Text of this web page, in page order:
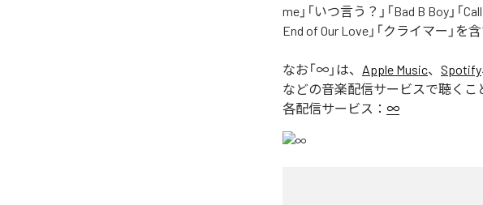
me」「いつ言う？」「Bad B Boy」「
End of Our Love」「クライマー」を
なお「∞ 」は、 Apple Music、 Spotify
などの音楽配信サービスで聴くこ
各配信サービス： ∞